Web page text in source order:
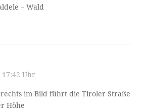
– Wald
Uhr
im Bild führt die Tiroler Straße
Höhe